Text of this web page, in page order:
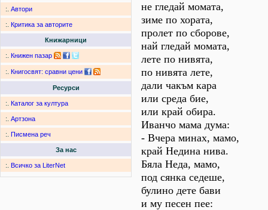
:. Автори
:. Критика за авторите
Книжарници
:. Книжен пазар
:. Книгосвят: сравни цени
Ресурси
:. Каталог за култура
:. Артзона
:. Писмена реч
За нас
:. Всичко за LiterNet
не гледай момата,
зиме по хората,
пролет по сборове,
най гледай момата,
лете по нивята,
по нивята лете,
дали чакъм кара
или среда бие,
или край обира.
Иванчо мама дума:
- Вчера минах, мамо,
край Недина нива.
Бяла Неда, мамо,
под сянка седеше,
булино дете бави
и му песен пее: